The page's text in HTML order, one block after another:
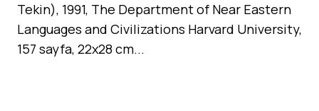
Tekin), 1991, The Department of Near Eastern
Languages and Civilizations Harvard University,
157 sayfa, 22x28 cm...